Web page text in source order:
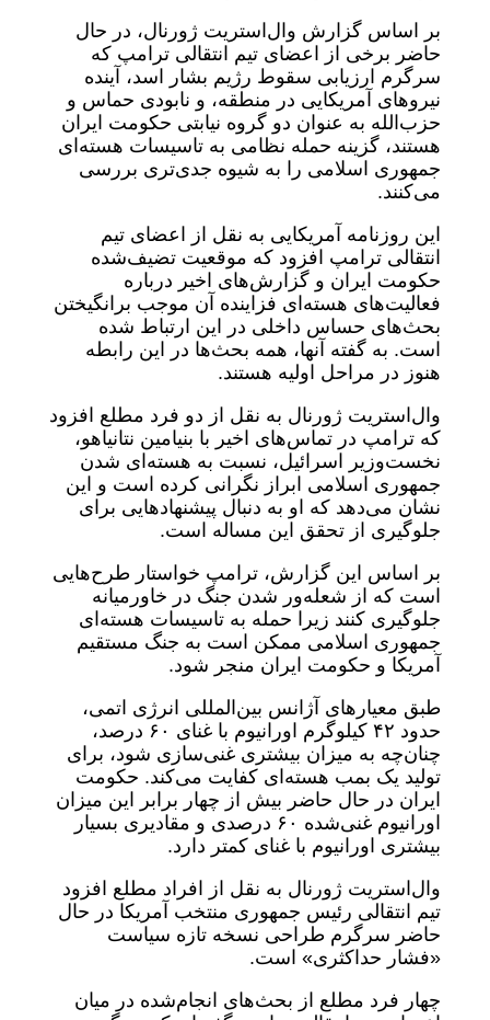
بر اساس گزارش وال‌استریت ژورنال، در حال
حاضر برخی از اعضای تیم انتقالی ترامپ که
سرگرم ارزیابی سقوط رژیم بشار اسد، آینده
نیروهای آمریکایی در منطقه، و نابودی حماس و
حزب‌الله به عنوان دو گروه نیابتی حکومت ایران
هستند، گزینه حمله نظامی به تاسیسات هسته‌ای
جمهوری اسلامی را به شیوه جدی‌تری بررسی
می‌کنند.
این روزنامه آمریکایی به نقل از اعضای تیم
انتقالی ترامپ افزود که موقعیت تضیف‌شده
حکومت ایران و گزارش‌های اخیر درباره
فعالیت‌های هسته‌ای فزاینده آن موجب برانگیختن
بحث‌های حساس داخلی در این ارتباط شده
است. به گفته آنها، همه بحث‌ها در این رابطه
هنوز در مراحل اولیه هستند.
وال‌استریت ژورنال به نقل از دو فرد مطلع افزود
که ترامپ در تماس‌های اخیر با بنیامین نتانیاهو،
نخست‌وزیر اسرائیل، نسبت به هسته‌ای شدن
جمهوری اسلامی ابراز نگرانی کرده است و این
نشان می‌دهد که او به دنبال پیشنهادهایی برای
جلوگیری از تحقق این مساله است.
بر اساس این گزارش، ترامپ خواستار طرح‌هایی
است که از شعله‌ور شدن جنگ در خاورمیانه
جلوگیری کنند زیرا حمله به تاسیسات هسته‌ای
جمهوری اسلامی ممکن است به جنگ مستقیم
آمریکا و حکومت ایران منجر شود.
طبق معیارهای آژانس بین‌المللی انرژی اتمی،
حدود ۴۲ کیلوگرم اورانیوم با غنای ۶۰ درصد،
چنان‌چه به میزان بیشتری غنی‌سازی شود، برای
تولید یک بمب هسته‌ای کفایت می‌کند. حکومت
ایران در حال حاضر بیش از چهار برابر این میزان
اورانیوم غنی‌شده ۶۰ درصدی و مقادیری بسیار
بیشتری اورانیوم با غنای کمتر دارد.
وال‌استریت ژورنال به نقل از افراد مطلع افزود
تیم انتقالی رئیس جمهوری منتخب آمریکا در حال
حاضر سرگرم طراحی نسخه تازه سیاست
«فشار حداکثری» است.
چهار فرد مطلع از بحث‌های انجام‌شده در میان